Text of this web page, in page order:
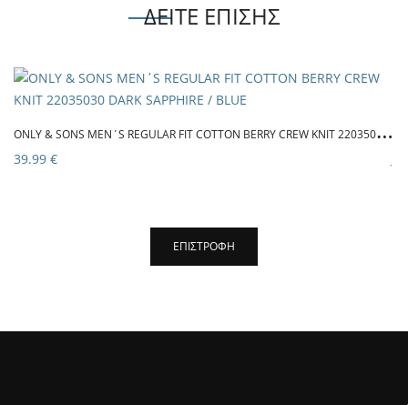
ΔΕΙΤΕ ΕΠΙΣΗΣ
O
NLY & SONS MEN΄S REGULAR FIT COTTON BERRY CREW KNIT 22035030 DARK SAPPHIRE / BLUE
39.99 €